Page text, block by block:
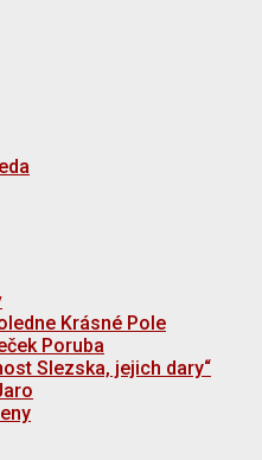
Krásné Pole
Poruba
Slezska, jejich dary“